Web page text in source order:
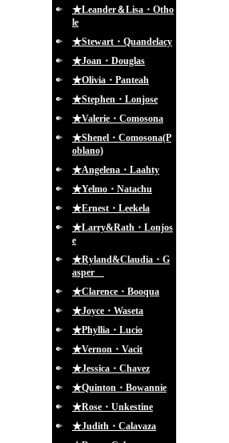
★Leander＆Lisa・Otho
le
★Stewart・Quandelacy
★Joan・Douglas
★Olivia・Panteah
★Stephen・Lonjose
★Valerie・Comosona
★Shenel・Comosona(P
oblano)
★Angelena・Laahty
★Yelmo・Natachu
★Ernest・Leekela
★Larry&Rath・Lonjos
e
★Ryland&Claudia・G
asper
★Clarence・Booqua
★Joyce・Waseta
★Phyllia・Lucio
★Vernon・Vacit
★Jessica・Chavez
★Quinton・Bowannie
★Rose・Unkestine
★Judith・Calavaza